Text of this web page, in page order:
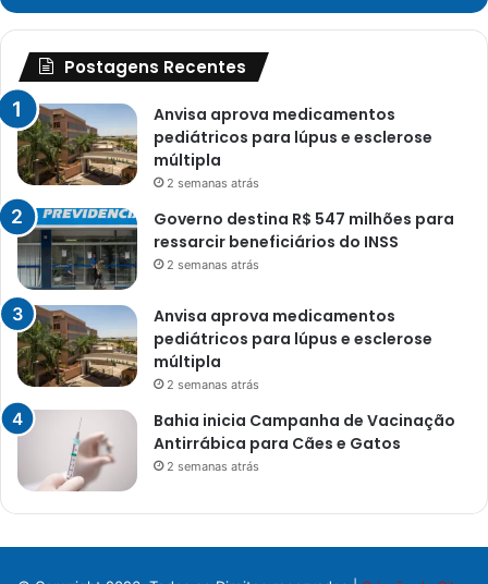
Postagens Recentes
Anvisa aprova medicamentos
pediátricos para lúpus e esclerose
múltipla
2 semanas atrás
Governo destina R$ 547 milhões para
ressarcir beneficiários do INSS
2 semanas atrás
Anvisa aprova medicamentos
pediátricos para lúpus e esclerose
múltipla
2 semanas atrás
Bahia inicia Campanha de Vacinação
Antirrábica para Cães e Gatos
2 semanas atrás